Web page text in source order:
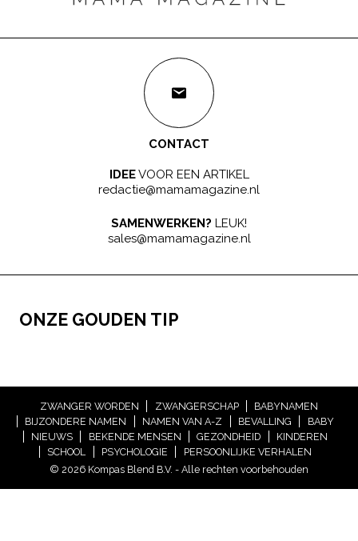
CONTACT
IDEEVOOR EEN ARTIKEL
redactie@mamamagazine.nl
SAMENWERKEN? LEUK!
sales@mamamagazine.nl
ONZE GOUDEN TIP
ZWANGER WORDEN ZWANGERSCHAP
BABYNAMEN
BIJZONDERE NAMEN
NAMEN VAN A-Z BEVALLING
BABY
NIEUWS
BEKENDE MENSEN GEZONDHEID
KINDEREN
SCHOOL
PSYCHOLOGIE
PERSOONLIJKE VERHALEN
© 2026 Kompas Blend B.V. - Alle rechten voorbehouden